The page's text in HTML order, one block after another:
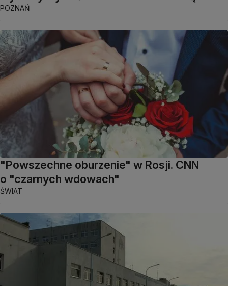
POZNAŃ
"Powszechne oburzenie" w Rosji. CNN
o "czarnych wdowach"
ŚWIAT